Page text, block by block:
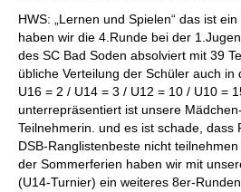
HWS: „Lernen und Spielen“ das ist
haben wir die 4.Runde bei der
des SC Bad Soden absolviert mit 39
übliche Verteilung der Schüler auch in
U16 = 2 / U14 = 3 / U12 = 10 / U10 =
unterrepräsentiert ist unsere
Teilnehmerin. und es ist schade, dass
DSB-Ranglistenbeste nicht
der Sommerferien haben wir mit
(U14-Turnier) ein weiteres 8er-